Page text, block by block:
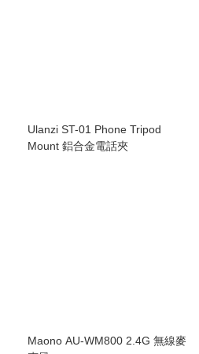
Ulanzi ST-01 Phone Tripod
Mount 鋁合金電話夾
Maono AU-WM800 2.4G 無線麥